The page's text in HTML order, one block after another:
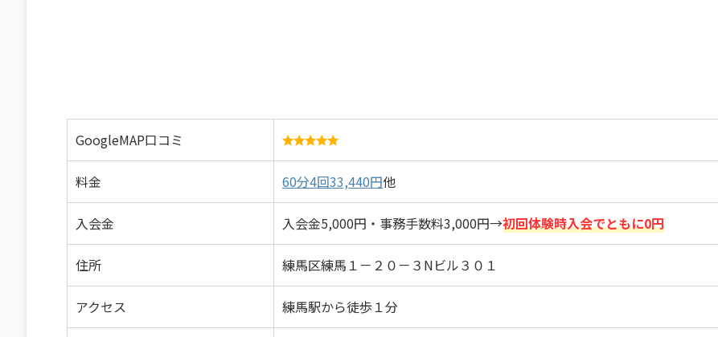
GoogleMAP口コミ
料金 60分4回33,440円他
入会金 入会金5,000円・事務手数料3,000円→初回体験時入会でともに0円
住所 練馬区練馬１－２０－３Nビル３０１
アクセス 練馬駅から徒歩１分